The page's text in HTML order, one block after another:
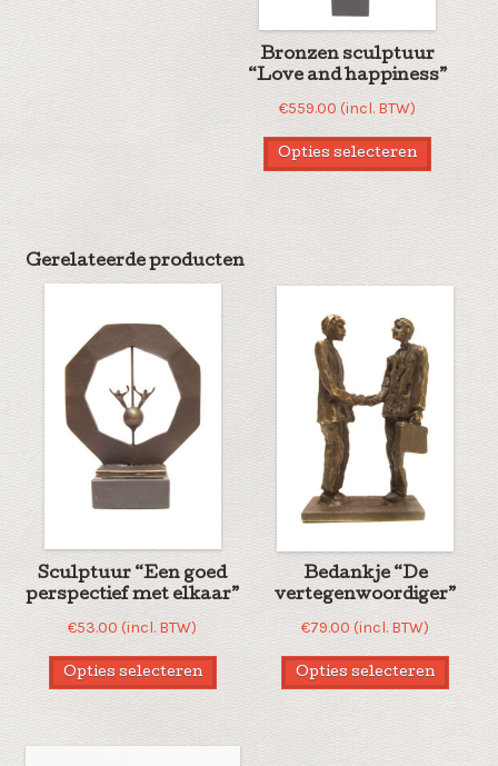
Bronzen sculptuur
“Love and happiness”
€559.00 (incl. BTW)
Opties selecteren
Gerelateerde producten
Sculptuur “Een goed
perspectief met elkaar”
€53.00 (incl. BTW)
Opties selecteren
Bedankje “De
vertegenwoordiger”
€79.00 (incl. BTW)
Opties selecteren